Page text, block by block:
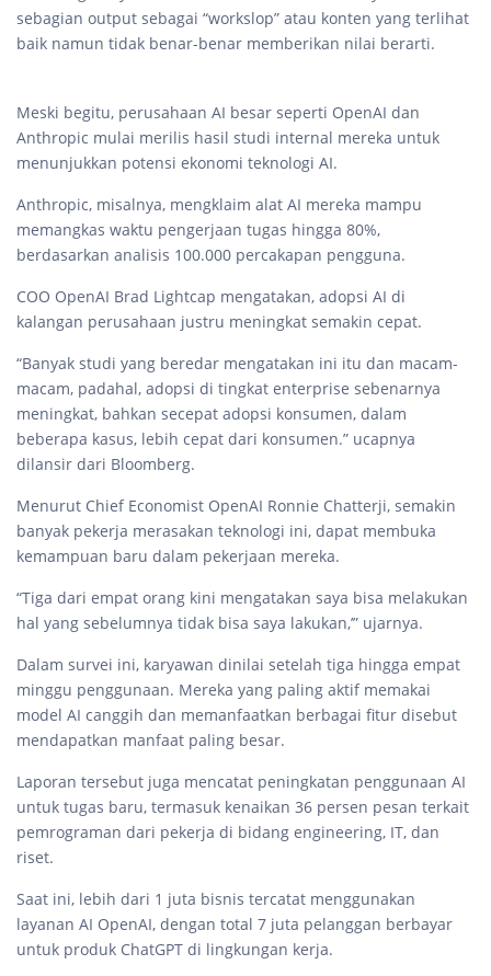
sebagian output sebagai “workslop” atau konten yang terlihat
baik namun tidak benar-benar memberikan nilai berarti.
Meski begitu, perusahaan AI besar seperti OpenAI dan
Anthropic mulai merilis hasil studi internal mereka untuk
menunjukkan potensi ekonomi teknologi AI.
Anthropic, misalnya, mengklaim alat AI mereka mampu
memangkas waktu pengerjaan tugas hingga 80%,
berdasarkan analisis 100.000 percakapan pengguna.
COO OpenAI Brad Lightcap mengatakan, adopsi AI di
kalangan perusahaan justru meningkat semakin cepat.
“Banyak studi yang beredar mengatakan ini itu dan macam-
macam, padahal, adopsi di tingkat enterprise sebenarnya
meningkat, bahkan secepat adopsi konsumen, dalam
beberapa kasus, lebih cepat dari konsumen.” ucapnya
dilansir dari Bloomberg.
Menurut Chief Economist OpenAI Ronnie Chatterji, semakin
banyak pekerja merasakan teknologi ini, dapat membuka
kemampuan baru dalam pekerjaan mereka.
“Tiga dari empat orang kini mengatakan saya bisa melakukan
hal yang sebelumnya tidak bisa saya lakukan,’” ujarnya.
Dalam survei ini, karyawan dinilai setelah tiga hingga empat
minggu penggunaan. Mereka yang paling aktif memakai
model AI canggih dan memanfaatkan berbagai fitur disebut
mendapatkan manfaat paling besar.
Laporan tersebut juga mencatat peningkatan penggunaan AI
untuk tugas baru, termasuk kenaikan 36 persen pesan terkait
pemrograman dari pekerja di bidang engineering, IT, dan
riset.
Saat ini, lebih dari 1 juta bisnis tercatat menggunakan
layanan AI OpenAI, dengan total 7 juta pelanggan berbayar
untuk produk ChatGPT di lingkungan kerja.